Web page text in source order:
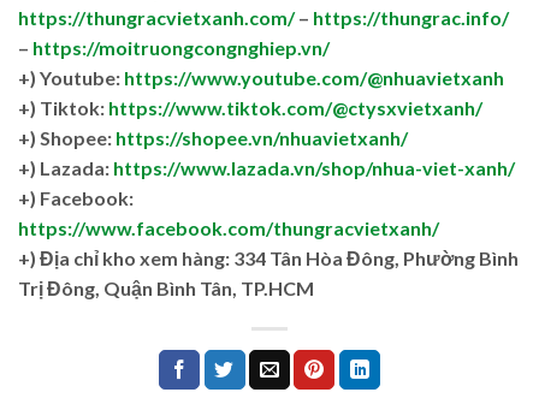
https://thungracvietxanh.com/– https://thungrac.info/
– https://moitruongcongnghiep.vn/
+) Youtube: https://www.youtube.com/@nhuavietxanh
+) Tiktok: https://www.tiktok.com/@ctysxvietxanh/
+) Shopee: https://shopee.vn/nhuavietxanh/
+) Lazada: https://www.lazada.vn/shop/nhua-viet-xanh/
+) Facebook:
https://www.facebook.com/thungracvietxanh/
+) Địa chỉ kho xem hàng: 334 Tân Hòa Đông, Phường Bình
Trị Đông, Quận Bình Tân, TP.HCM